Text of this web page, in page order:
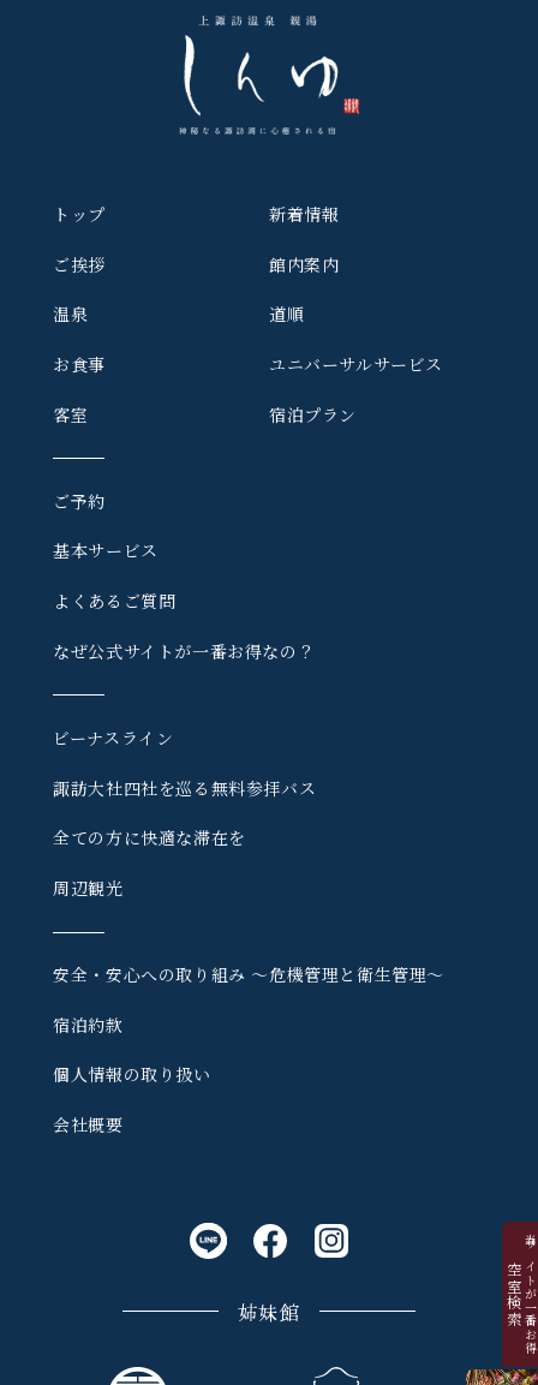
トップ
ご挨拶
温泉
お食事
客室
新着情報
館内案内
道順
ユニバーサルサービス
宿泊プラン
ご予約
基本サービス
よくあるご質問
なぜ公式サイトが一番お得なの？
ビーナスライン
諏訪大社四社を巡る 無料参拝バス
全ての方に快適な滞在を
周辺観光
安全・安心への取り組み 〜危機管理と衛生管理〜
宿泊約款
個人情報の取り扱い
会社概要
姉妹館 当サイトが一番お得
空室検索